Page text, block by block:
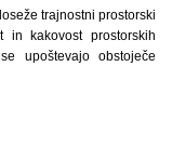
trajnostni prostorski
in kakovost prostorskih
upoštevajo obstoječe